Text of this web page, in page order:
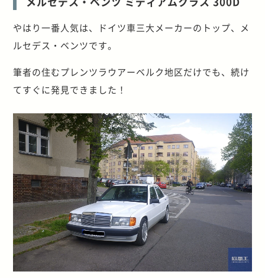
やはり一番人気は、ドイツ車三大メーカーのトップ、メ
ルセデス・ベンツです。
筆者の住むプレンツラウアーベルク地区だけでも、続け
てすぐに発見できました！